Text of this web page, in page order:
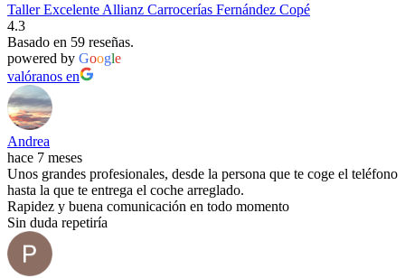
Taller Excelente Allianz Carrocerías Fernández Copé
4.3
Basado en 59 reseñas.
powered by Google
valóranos en
Andrea
hace 7 meses
Unos grandes profesionales, desde la persona que te coge el teléfono
hasta la que te entrega el coche arreglado.
Rapidez y buena comunicación en todo momento
Sin duda repetiría